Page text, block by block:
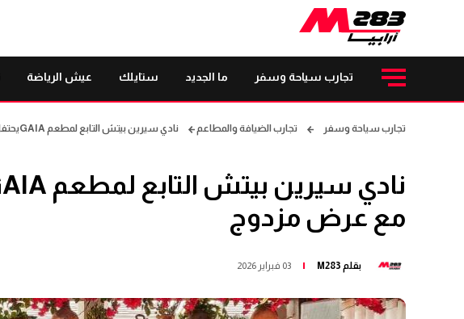
تجارب سياحة وسفر ما الجديد ستايلك عيش الرياضة
تجارب سياحة وسفر تجارب الضيافة والمطاعم نادي سيرين بيتش التابع لمطعم GAIAيحتفل بعيد الحبّ مع عرض مزدوج
مع عرض مزدوج
بقلم M283 03 فبراير 2026